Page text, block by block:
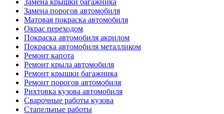
Замена порогов автомобиля
Матовая покраска автомобиля
Окрас переходом
Покраска автомобиля акрилом
Покраска автомобиля металликом
Ремонт капота
Ремонт крыла автомобиля
Ремонт крышки багажника
Ремонт порогов автомобиля
Рихтовка кузова автомобиля
Сварочные работы кузова
Стапельные работы